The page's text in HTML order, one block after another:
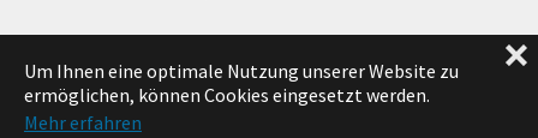
Um Ihnen eine optimale Nutzung unserer Website zu
ermöglichen, können Cookies eingesetzt werden.
Mehr erfahren
❌